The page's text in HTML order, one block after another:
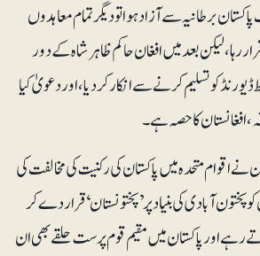
جب پاکستان بر طانیہ سے آزاد ہوا تو دیگر تمام معاہدوں
رہا، لیکن بعد میں افغان حاکم ظاہر شاہ کے دور
کو تسلیم کرنے سے انکار کر دیا، اور دعویٰ کیا
افغانستان کا حصہ ہے۔
نے اقوام متحدہ میں پاکستان کی رکنیت کی مخالفت کی
پختون آبادی کی بنیاد پر ’پختونستان‘ قرار دے کر
رہے اور پاکستان میں مقیم قوم پرست حلقے بھی ان